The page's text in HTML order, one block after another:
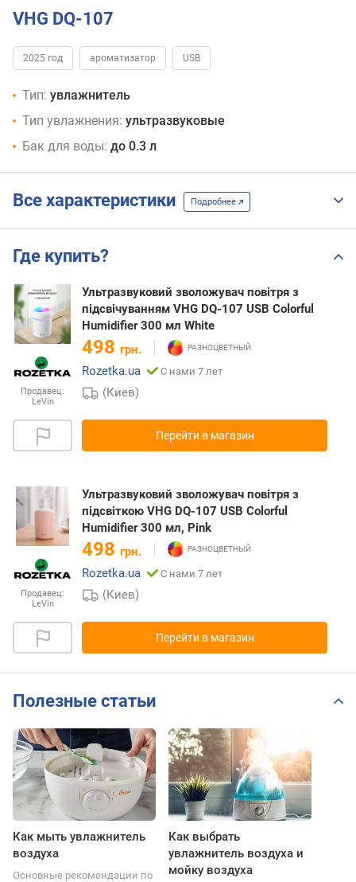
VHG DQ-107
2025 год ароматизатор USB
Тип: увлажнитель
Тип увлажнения: ультразвуковые
Бак для воды: до 0.3 л
Все характеристики Подробнее
Где купить?
Продавец:
LeVin
Ультразвуковий зволожувач повітря з
підсвічуванням VHG DQ-107 USB Colorful
Humidifier 300 мл White
498 грн.
Rozetka.ua
С нами 7 лет
(Киев)
Перейти в магазин
Продавец:
LeVin
Ультразвуковий зволожувач повітря з
підсвіткою VHG DQ-107 USB Colorful
Humidifier 300 мл, Pink
498 грн.
Rozetka.ua
С нами 7 лет
(Киев)
Перейти в магазин
Полезные статьи
Как мыть увлажнитель
воздуха
Основные рекомендации по
Как выбрать
увлажнитель воздуха и
мойку воздуха